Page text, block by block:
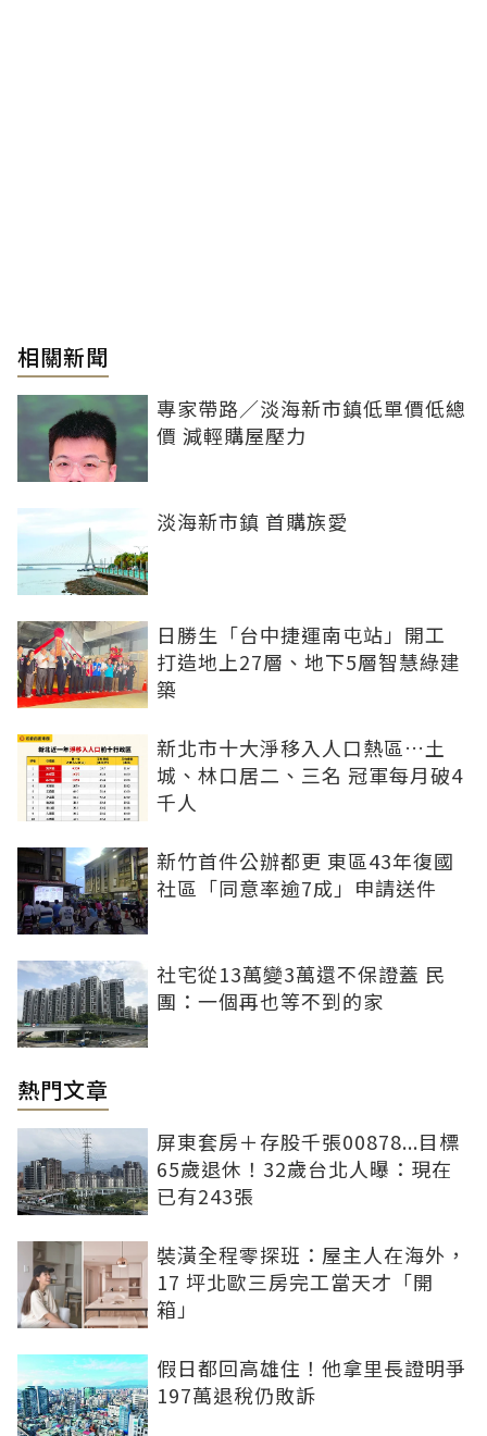
相關新聞
專家帶路／淡海新市鎮低單價低總
價 減輕購屋壓力
淡海新市鎮 首購族愛
日勝生「台中捷運南屯站」開工
打造地上27層、地下5層智慧綠建
築
新北市十大淨移入人口熱區…土
城、林口居二、三名 冠軍每月破4
千人
新竹首件公辦都更 東區43年復國
社區「同意率逾7成」申請送件
社宅從13萬變3萬還不保證蓋 民
團：一個再也等不到的家
熱門文章
屏東套房＋存股千張00878...目標
65歲退休！32歲台北人曝：現在
已有243張
裝潢全程零探班：屋主人在海外，
17 坪北歐三房完工當天才「開
箱」
假日都回高雄住！他拿里長證明爭
197萬退稅仍敗訴